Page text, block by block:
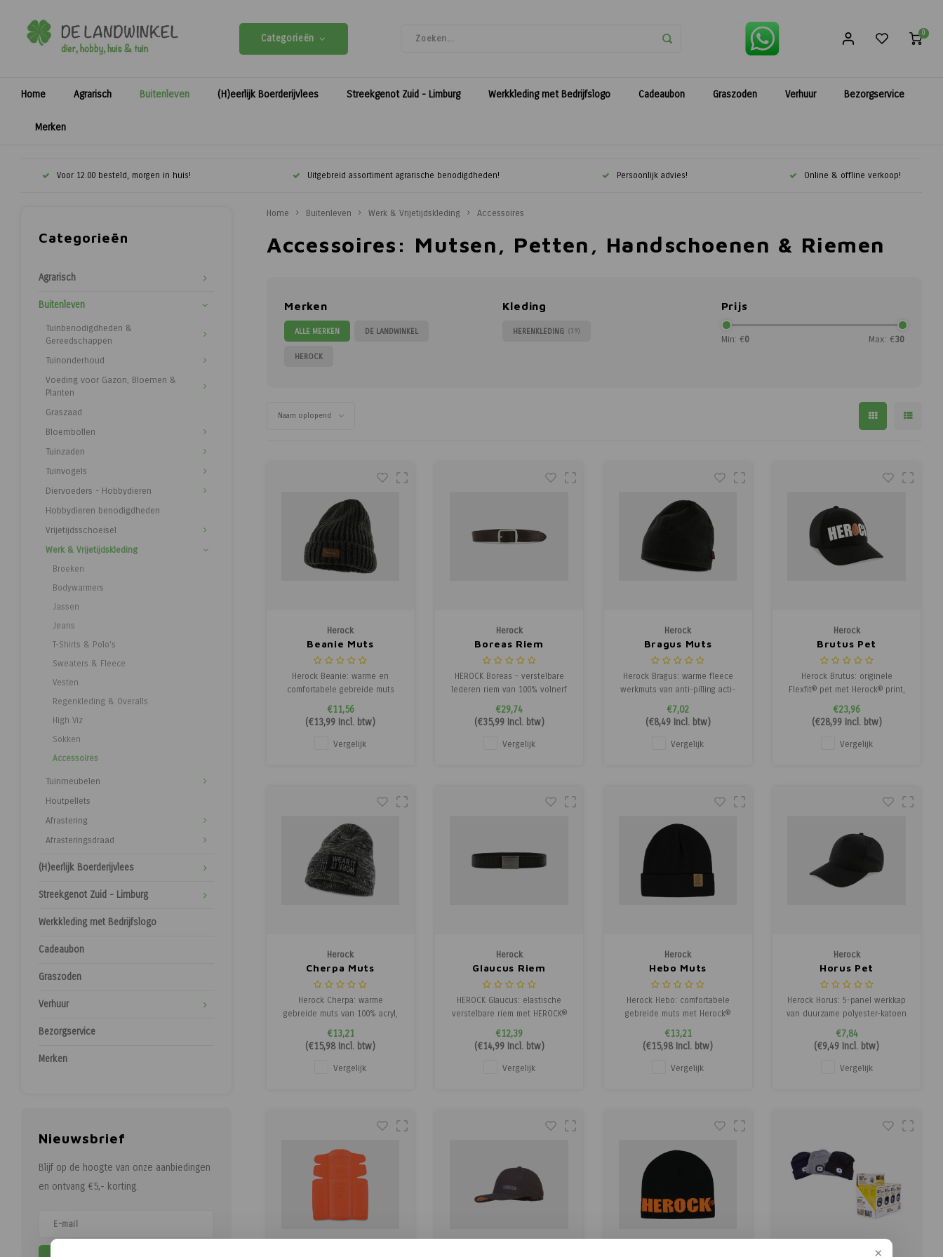
Categorieën 0
Home Agrarisch Buitenleven (H)eerlijk Boerderijvlees Streekgenot Zuid - Limburg Werkkleding met Bedrijfslogo Cadeaubon Graszoden Verhuur Bezorgservice
Merken
Voor 12.00 besteld, morgen in huis! Uitgebreid assortiment agrarische benodigdheden! Persoonlijk advies! Online & offline verkoop!
Categorieën
Agrarisch
Buitenleven
Tuinbenodigdheden &
Gereedschappen
Tuinonderhoud
Voeding voor Gazon, Bloemen &
Planten
Graszaad
Bloembollen
Tuinzaden
Tuinvogels
Diervoeders - Hobbydieren
Hobbydieren benodigdheden
Vrijetijdsschoeisel
Werk & Vrijetijdskleding
Broeken
Bodywarmers
Jassen
Jeans
T-Shirts & Polo's
Sweaters & Fleece
Vesten
Regenkleding & Overalls
High Viz
Sokken
Accessoires
Tuinmeubelen
Houtpellets
Afrastering
Afrasteringsdraad
(H)eerlijk Boerderijvlees
Streekgenot Zuid - Limburg
Werkkleding met Bedrijfslogo
Cadeaubon
Graszoden
Verhuur
Bezorgservice
Merken
Nieuwsbrief
Blijf op de hoogte van onze aanbiedingen
en ontvang €5,- korting.
Home Buitenleven Werk & Vrijetijdskleding Accessoires
Accessoires: Mutsen, Petten, Handschoenen & Riemen
Merken
ALLE MERKEN DE LANDWINKEL
HEROCK
Kleding
HERENKLEDING (19)
Prijs
Min: €0 Max: €30
Naam oplopend
Herock
Beanie Muts
Herock Beanie: warme en
comfortabele gebreide muts
van 100% acryl, ideaal voor
koude werkdagen of
buitentoepassingen.
€11,56
(€13,99 Incl. btw)
Vergelijk
Herock
Boreas Riem
HEROCK Boreas – verstelbare
lederen riem van 100% volnerf
buffelleder met warmtestempel
en nickelvrije sluiting.
€29,74
(€35,99Incl. btw)
Vergelijk
Herock
Bragus Muts
Herock Bragus: warme fleece
werkmuts van anti-pilling acti-
fleece. Lichtgewicht, ademend
en comfortabel voor koude
werkdagen.
€7,02
(€8,49Incl. btw)
Vergelijk
Herock
Brutus Pet
Herock Brutus: originele
Flexfit® pet met Herock® print,
comfortabel en stijlvol voor
elke werkdag.
€23,96
(€28,99Incl. btw)
Vergelijk
Herock
Cherpa Muts
Herock Cherpa: warme
gebreide muts van 100% acryl,
afgewerkt met een stijlvolle
Herock® badge voor een
stoere en herkenbare look.
€13,21
(€15,98Incl. btw)
Vergelijk
Herock
Glaucus Riem
HEROCK Glaucus: elastische
verstelbare riem met HEROCK®
reliëflogo, nickelvrije gesp en
geïntegreerde flesopener.
Comfort en stijl in één.
€12,39
(€14,99Incl. btw)
Vergelijk
Herock
Hebo Muts
Herock Hebo: comfortabele
gebreide muts met Herock®
label, perfect voor koude
dagen.
€13,21
(€15,98Incl. btw)
Vergelijk
Herock
Horus Pet
Herock Horus: 5-panel werkkap
van duurzame polyester-katoen
mix met verstelbare
gespsluiting. Comfortabel en
geschikt voor dagelijks werk.
€7,84
(€9,49 Incl. btw)
Vergelijk